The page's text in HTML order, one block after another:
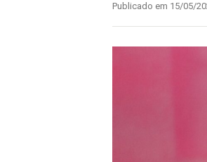
Publicado em 15/05/